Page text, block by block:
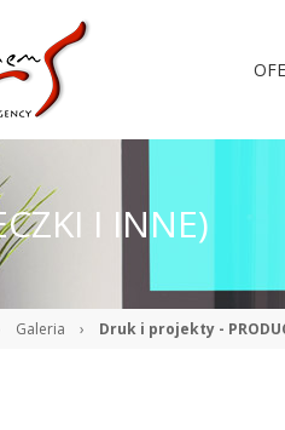
I INNE)
Galeria › Druk i projekty -